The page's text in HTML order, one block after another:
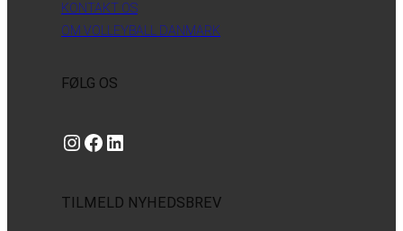
KONTAKT OS
OM VOLLEYBALL DANMARK
FØLG OS
Instagram https://www.facebook.com/danishbeachvolleytour LinkedIn
TILMELD NYHEDSBREV